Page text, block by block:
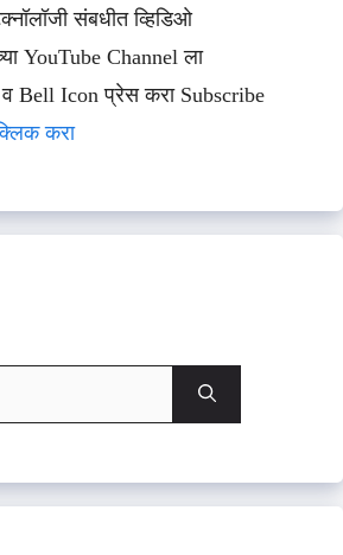
संबधीत व्हिडिओ
YouTube Channel ला
Bell Icon प्रेस करा Subscribe
करा